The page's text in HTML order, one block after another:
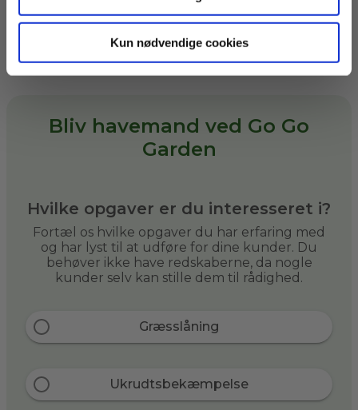
Kun nødvendige cookies
flere opgaver til dig, hvis du selv
Bliv havemand ved Go Go
Garden
Hvilke opgaver er du interesseret i?
Fortæl os hvilke opgaver du har erfaring med
og har lyst til at udføre for dine kunder. Du
behøver ikke have redskaberne, da nogle
kunder selv kan stille dem til rådighed.
Græsslåning
Ukrudtsbekæmpelse